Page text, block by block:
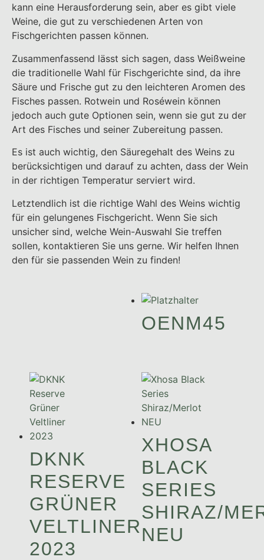
kann eine Herausforderung sein, aber es gibt viele
Weine, die gut zu verschiedenen Arten von
Fischgerichten passen können.
Zusammenfassend lässt sich sagen, dass Weißweine
die traditionelle Wahl für Fischgerichte sind, da ihre
Säure und Frische gut zu den leichteren Aromen des
Fisches passen. Rotwein und Roséwein können
jedoch auch gute Optionen sein, wenn sie gut zu der
Art des Fisches und seiner Zubereitung passen.
Es ist auch wichtig, den Säuregehalt des Weins zu
berücksichtigen und darauf zu achten, dass der Wein
in der richtigen Temperatur serviert wird.
Letztendlich ist die richtige Wahl des Weins wichtig
für ein gelungenes Fischgericht. Wenn Sie sich
unsicher sind, welche Wein-Auswahl Sie treffen
sollen, kontaktieren Sie uns gerne. Wir helfen Ihnen
den für sie passenden Wein zu finden!
OENM45
DKNK
RESERVE
GRÜNER
VELTLINER
2023
XHOSA
BLACK
SERIES
SHIRAZ/
NEU